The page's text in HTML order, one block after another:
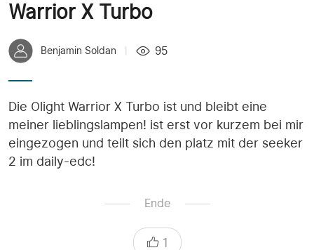
Warrior X Turbo
Benjamin Soldan 95
Die Olight Warrior X Turbo ist und bleibt eine
meiner lieblingslampen! ist erst vor kurzem bei mir
eingezogen und teilt sich den platz mit der seeker
2 im daily-edc!
Ende
1